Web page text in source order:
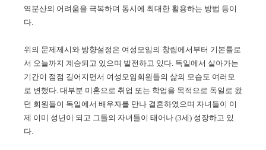
역분산의 어려움을 극복하며 동시에 최대한 활용하는 방법 등이
다.
위의 문제제시와 방향설정은 여성모임의 창립에서부터 기본틀로
서 오늘까지 계승되고 있으며 발전하고 있다. 독일에서 살아가는
기간이 점점 길어지면서 여성모임회원들의 삶의 모습도 여러모
로 변했다. 대부분 미혼으로 취업 또는 학업을 목적으로 독일로 왔
던 회원들이 독일에서 배우자를 만나 결혼하였으며 자녀들이 이
제 이미 성년이 되고 그들의 자녀들이 태어나 (3세) 성장하고 있
다.